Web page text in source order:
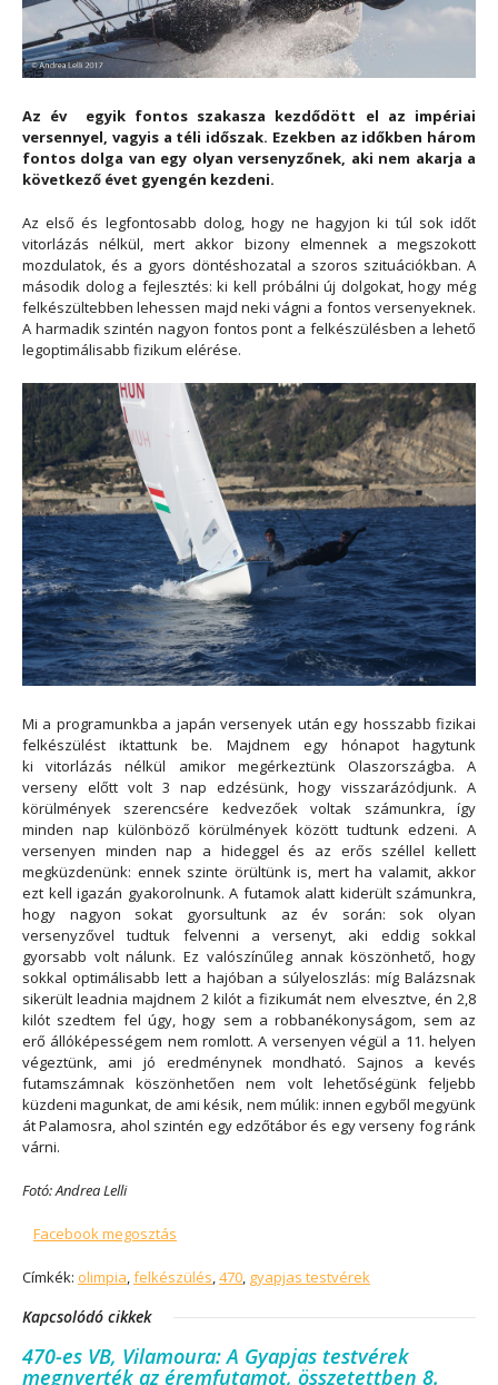
Az év egyik fontos szakasza kezdődött el az impériai
versennyel, vagyis a téli időszak. Ezekben az időkben három
fontos dolga van egy olyan versenyzőnek, aki nem akarja a
következő évet gyengén kezdeni.
Az első és legfontosabb dolog, hogy ne hagyjon ki túl sok időt
vitorlázás nélkül, mert akkor bizony elmennek a megszokott
mozdulatok, és a gyors döntéshozatal a szoros szituációkban. A
második dolog a fejlesztés: ki kell próbálni új dolgokat, hogy még
felkészültebben lehessen majd neki vágni a fontos versenyeknek.
A harmadik szintén nagyon fontos pont a felkészülésben a lehető
legoptimálisabb fizikum elérése.
Mi a programunkba a japán versenyek után egy hosszabb fizikai
felkészülést iktattunk be. Majdnem egy hónapot hagytunk
ki vitorlázás nélkül amikor megérkeztünk Olaszországba. A
verseny előtt volt 3 nap edzésünk, hogy visszarázódjunk. A
körülmények szerencsére kedvezőek voltak számunkra, így
minden nap különböző körülmények között tudtunk edzeni. A
versenyen minden nap a hideggel és az erős széllel kellett
megküzdenünk: ennek szinte örültünk is, mert ha valamit, akkor
ezt kell igazán gyakorolnunk. A futamok alatt kiderült számunkra,
hogy nagyon sokat gyorsultunk az év során: sok olyan
versenyzővel tudtuk felvenni a versenyt, aki eddig sokkal
gyorsabb volt nálunk. Ez valószínűleg annak köszönhető, hogy
sokkal optimálisabb lett a hajóban a súlyeloszlás: míg Balázsnak
sikerült leadnia majdnem 2 kilót a fizikumát nem elvesztve, én 2,8
kilót szedtem fel úgy, hogy sem a robbanékonyságom, sem az
erő állóképességem nem romlott. A versenyen végül a 11. helyen
végeztünk, ami jó eredménynek mondható. Sajnos a kevés
futamszámnak köszönhetően nem volt lehetőségünk feljebb
küzdeni magunkat, de ami késik, nem múlik: innen egyből megyünk
át Palamosra, ahol szintén egy edzőtábor és egy verseny fog ránk
várni.
Fotó: Andrea Lelli
Facebook megosztás
Címkék: olimpia,felkészülés,470, gyapjas testvérek
Kapcsolódó cikkek
470-es VB, Vilamoura: A Gyapjas testvérek
megnyerték az éremfutamot, összetettben 8.